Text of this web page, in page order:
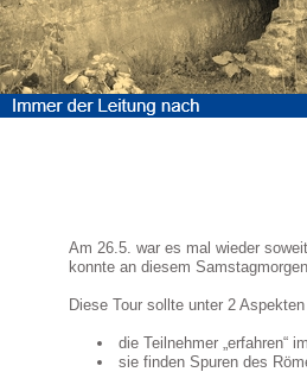
Am 26.5. war es mal wieder
konnte an diesem
Diese Tour sollte unter 2
die Teilnehmer „erfahren“
sie finden Spuren des